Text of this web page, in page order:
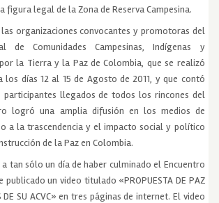
figura legal de la Zona de Reserva Campesina.
las organizaciones convocantes y promotoras del
de Comunidades Campesinas, Indígenas y
la Tierra y la Paz de Colombia, que se realizó
los días 12 al 15 de Agosto de 2011, y que contó
participantes llegados de todos los rincones del
logró una amplia difusión en los medios de
a la trascendencia y el impacto social y político
de la Paz en Colombia.
a tan sólo un día de haber culminado el Encuentro
publicado un video titulado «PROPUESTA DE PAZ
DE SU ACVC» en tres páginas de internet. El video